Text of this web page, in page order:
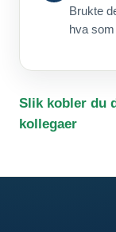
Brukte
hva
Slik kobler du
kollegaer